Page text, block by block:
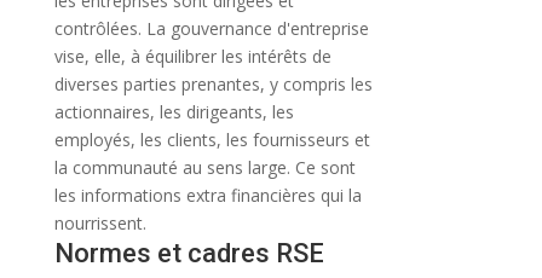
contrôlées. La gouvernance d'entreprise
vise, elle, à équilibrer les intérêts de
diverses parties prenantes, y compris les
actionnaires, les dirigeants, les
employés, les clients, les fournisseurs et
la communauté au sens large. Ce sont
les informations extra financières qui la
nourrissent.
Normes et cadres RSE